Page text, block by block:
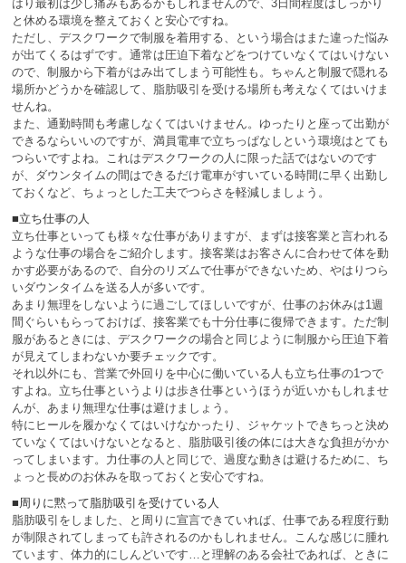
はり最初は少し痛みもあるかもしれませんので、3日間程度はしっかり
と休める環境を整えておくと安心ですね。
ただし、デスクワークで制服を着用する、という場合はまた違った悩み
が出てくるはずです。通常は圧迫下着などをつけていなくてはいけない
ので、制服から下着がはみ出てしまう可能性も。ちゃんと制服で隠れる
場所かどうかを確認して、脂肪吸引を受ける場所も考えなくてはいけま
せんね。
また、通勤時間も考慮しなくてはいけません。ゆったりと座って出勤が
できるならいいのですが、満員電車で立ちっぱなしという環境はとても
つらいですよね。これはデスクワークの人に限った話ではないのです
が、ダウンタイムの間はできるだけ電車がすいている時間に早く出勤し
ておくなど、ちょっとした工夫でつらさを軽減しましょう。
■立ち仕事の人
立ち仕事といっても様々な仕事がありますが、まずは接客業と言われる
ような仕事の場合をご紹介します。接客業はお客さんに合わせて体を動
かす必要があるので、自分のリズムで仕事ができないため、やはりつら
いダウンタイムを送る人が多いです。
あまり無理をしないように過ごしてほしいですが、仕事のお休みは1週
間ぐらいもらっておけば、接客業でも十分仕事に復帰できます。ただ制
服があるときには、デスクワークの場合と同じように制服から圧迫下着
が見えてしまわないか要チェックです。
それ以外にも、営業で外回りを中心に働いている人も立ち仕事の1つで
すよね。立ち仕事というよりは歩き仕事というほうが近いかもしれませ
んが、あまり無理な仕事は避けましょう。
特にヒールを履かなくてはいけなかったり、ジャケットできちっと決め
ていなくてはいけないとなると、脂肪吸引後の体には大きな負担がかか
ってしまいます。力仕事の人と同じで、過度な動きは避けるために、ち
ょっと長めのお休みを取っておくと安心ですね。
■周りに黙って脂肪吸引を受けている人
脂肪吸引をしました、と周りに宣言できていれば、仕事である程度行動
が制限されてしまっても許されるのかもしれません。こんな感じに腫れ
ています、体力的にしんどいです…と理解のある会社であれば、ときに